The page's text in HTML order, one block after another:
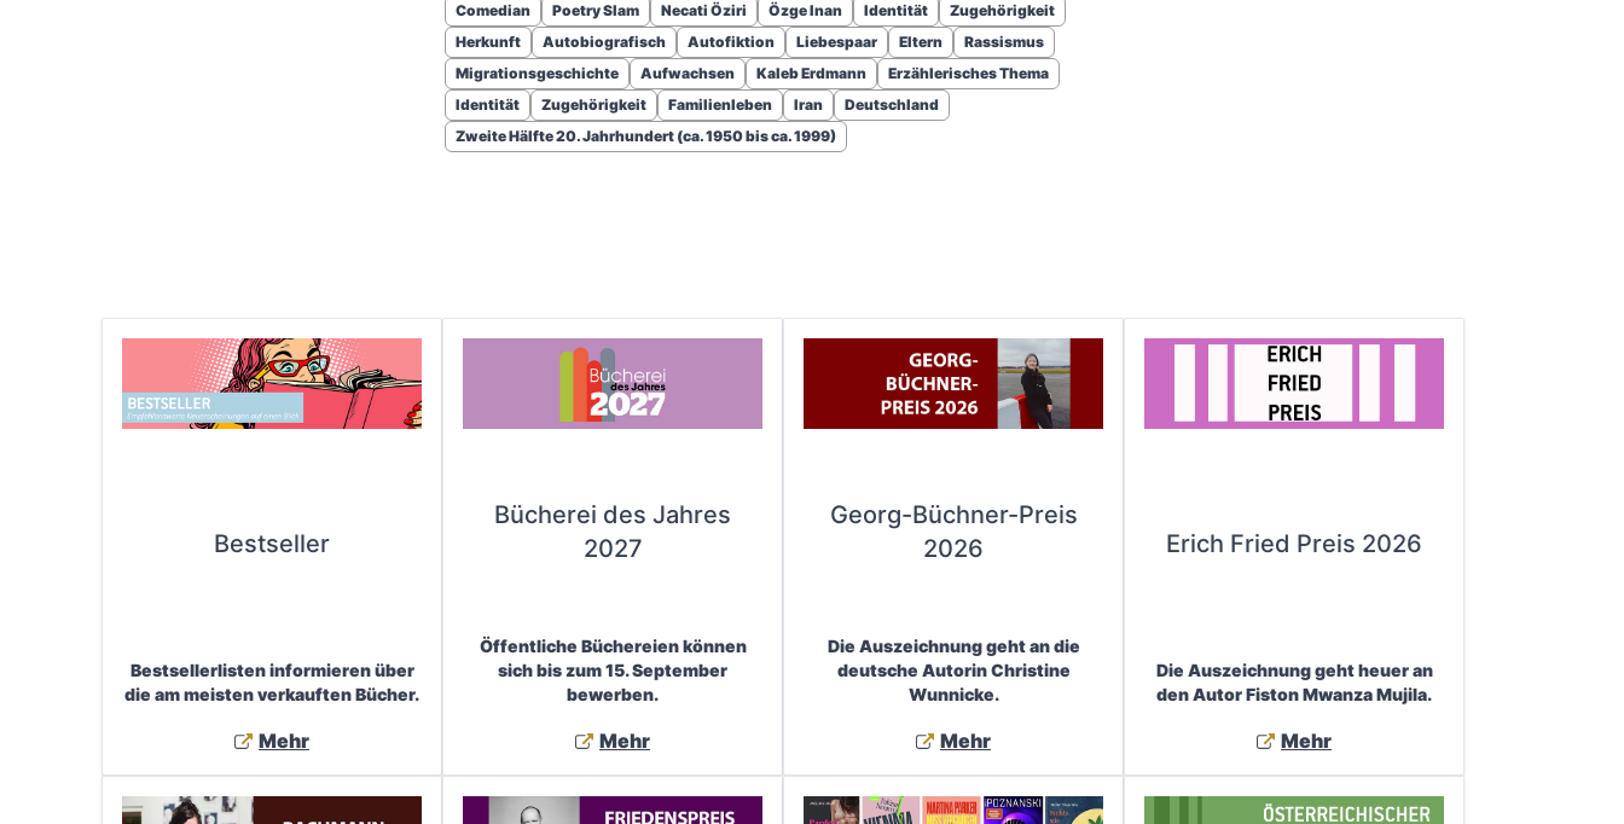
Comedian
Poetry Slam Necati Öziri Özge Inan Identität
Zugehörigkeit
Herkunft
Autobiografisch Autofiktion Liebespaar Eltern
Rassismus
Migrationsgeschichte
Aufwachsen Kaleb Erdmann
Erzählerisches Thema
Identität
Zugehörigkeit Familienleben Iran
Deutschland
Zweite Hälfte 20. Jahrhundert (ca. 1950 bis ca. 1999)
Bestseller
Bestsellerlisten informieren über
die am meisten verkauften Bücher.
Mehr
Bücherei des Jahres
2027
Öffentliche Büchereien können
sich bis zum 15. September
bewerben.
Mehr
Georg-Büchner-Preis
2026
Die Auszeichnung geht an die
deutsche Autorin Christine
Wunnicke.
Mehr
Erich Fried Preis 2026
Die Auszeichnung geht heuer an
den Autor Fiston Mwanza Mujila.
Mehr